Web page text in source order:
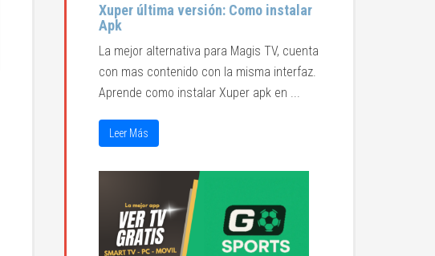
Xuper última versión: Como instalar
Apk
La mejor alternativa para Magis TV, cuenta
con mas contenido con la misma interfaz.
Aprende como instalar Xuper apk en ...
Leer Más